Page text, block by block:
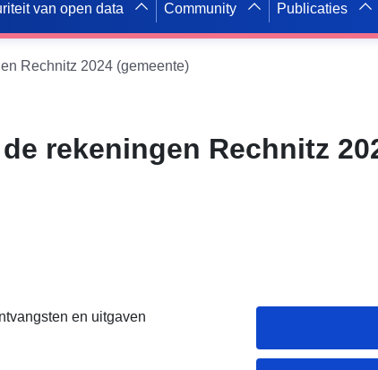
van open data Community Publicaties
Rechnitz 2024 (gemeente)
rekeningen Rechnitz
en uitgaven